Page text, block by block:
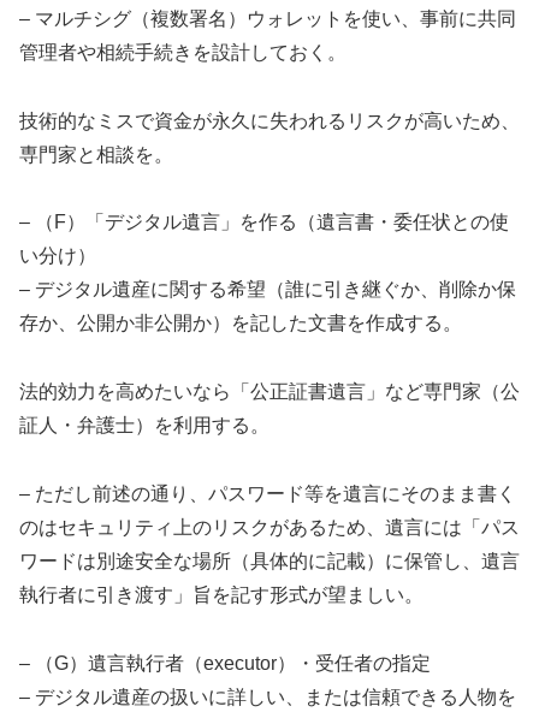
– マルチシグ（複数署名）ウォレットを使い、事前に共同
管理者や相続手続きを設計しておく。
技術的なミスで資金が永久に失われるリスクが高いため、
専門家と相談を。
– （F）「デジタル遺言」を作る（遺言書・委任状との使
い分け）
– デジタル遺産に関する希望（誰に引き継ぐか、削除か保
存か、公開か非公開か）を記した文書を作成する。
法的効力を高めたいなら「公正証書遺言」など専門家（公
証人・弁護士）を利用する。
– ただし前述の通り、パスワード等を遺言にそのまま書く
のはセキュリティ上のリスクがあるため、遺言には「パス
ワードは別途安全な場所（具体的に記載）に保管し、遺言
執行者に引き渡す」旨を記す形式が望ましい。
– （G）遺言執行者（executor）・受任者の指定
– デジタル遺産の扱いに詳しい、または信頼できる人物を